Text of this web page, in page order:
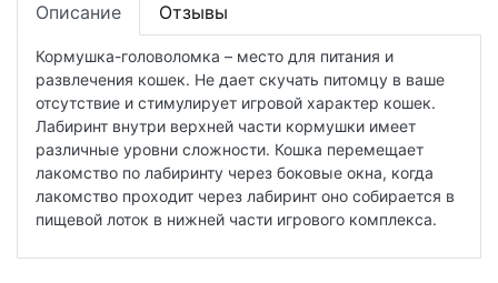
Описание Отзывы
Кормушка-головоломка – место для питания и
развлечения кошек. Не дает скучать питомцу в ваше
отсутствие и стимулирует игровой характер кошек.
Лабиринт внутри верхней части кормушки имеет
различные уровни сложности. Кошка перемещает
лакомство по лабиринту через боковые окна, когда
лакомство проходит через лабиринт оно собирается в
пищевой лоток в нижней части игрового комплекса.